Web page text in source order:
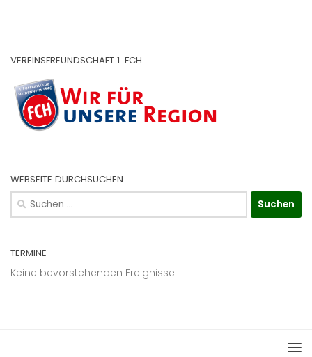
VEREINSFREUNDSCHAFT 1. FCH
WEBSEITE DURCHSUCHEN
Suchen
nach:
TERMINE
Keine bevorstehenden Ereignisse